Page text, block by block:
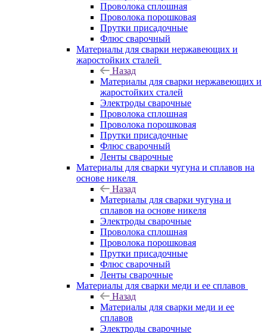
Проволока сплошная
Проволока порошковая
Прутки присадочные
Флюс сварочный
Материалы для сварки нержавеющих и
жаростойких сталей
Назад
Материалы для сварки нержавеющих и
жаростойких сталей
Электроды сварочные
Проволока сплошная
Проволока порошковая
Прутки присадочные
Флюс сварочный
Ленты сварочные
Материалы для сварки чугуна и сплавов на
основе никеля
Назад
Материалы для сварки чугуна и
сплавов на основе никеля
Электроды сварочные
Проволока сплошная
Проволока порошковая
Прутки присадочные
Флюс сварочный
Ленты сварочные
Материалы для сварки меди и ее сплавов
Назад
Материалы для сварки меди и ее
сплавов
Электроды сварочные